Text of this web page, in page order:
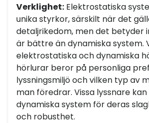
Verklighet: Elektrostatiska
unika styrkor, särskilt när det
detaljrikedom, men det betyder
är bättre än dynamiska system.
elektrostatiska och dynamiska
hörlurar beror på personliga
lyssningsmiljö och vilken typ av
man föredrar. Vissa lyssnare
dynamiska system för deras
och robusthet.